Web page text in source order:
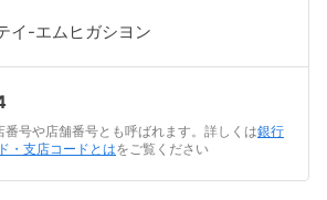
イ-エムヒガシヨン
番号や店舗番号とも呼ばれます。詳しくは銀行
・支店コードとはをご覧ください